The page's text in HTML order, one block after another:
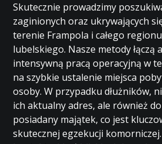
Skutecznie prowadzimy
zaginionych oraz ukrywających
terenie Frampola i całego
lubelskiego. Nasze metody łączą
intensywną pracą operacyjną w
na szybkie ustalenie miejsca
osoby. W przypadku dłużników,
ich aktualny adres, ale również
posiadany majątek, co jest
skutecznej egzekucji komorniczej.